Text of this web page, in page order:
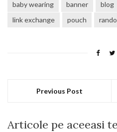
baby wearing banner blog
link exchange
pouch
Previous Post
Articole pe aceeasi